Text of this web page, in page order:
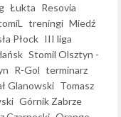
Łukta Resovia
treningi Miedź
Płock III liga
Stomil Olsztyn -
R-Gol terminarz
Glanowski Tomasz
Górnik Zabrze